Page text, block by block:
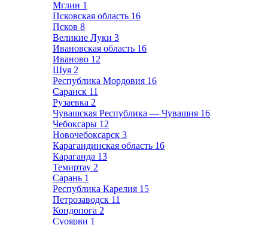
Мглин 1
Псковская область 16
Псков 8
Великие Луки 3
Ивановская область 16
Иваново 12
Шуя 2
Республика Мордовия 16
Саранск 11
Рузаевка 2
Чувашская Республика — Чувашия 16
Чебоксары 12
Новочебоксарск 3
Карагандинская область 16
Караганда 13
Темиртау 2
Сарань 1
Республика Карелия 15
Петрозаводск 11
Кондопога 2
Суоярви 1